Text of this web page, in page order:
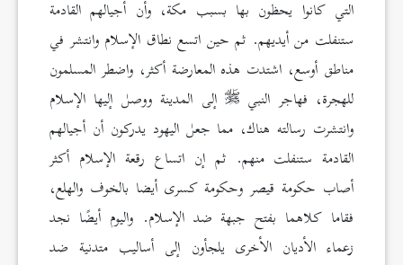
التي كانوا يحظون بها بسبب مكة، وأن أجيالهم القادمة
ستنفلت من أيديهم. ثم حين اتسع نطاق الإسلام وانتشر في
مناطق أوسع، اشتدت هذه المعارضة أكثر، واضطر المسلمون
للهجرة، فهاجر النبي
إلى المدينة ووصل إليها الإسلام
وانتشرت رسالته هناك، مما جعل اليهود يدركون أن أجيالهم
القادمة ستنفلت منهم. ثم إن اتساع رقعة الإسلام أكثر
أصاب حكومة قيصر وحكومة كسرى أيضا بالخوف والهلع،
فقاما كلاهما بفتح جبهة ضد الإسلام. واليوم أيضًا نجد
زعماء الأديان الأخرى يلجأون إلى أساليب متدنية ضد